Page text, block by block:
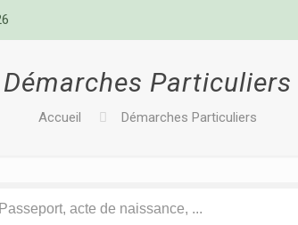
Démarches Particuliers
Accueil Démarches Particuliers